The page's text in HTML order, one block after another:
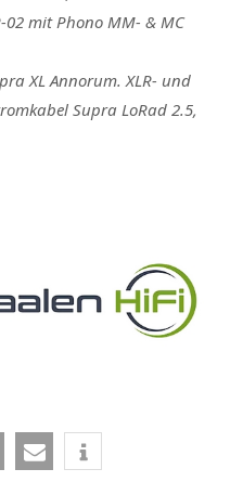
mit Phono MM- & MC
XL Annorum. XLR- und
Supra LoRad 2.5,